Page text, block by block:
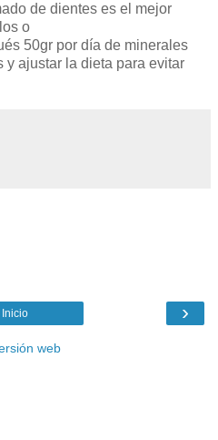
de dientes es el mejor
o
50gr por día de minerales
y ajustar la dieta para evitar
›
Inicio
web